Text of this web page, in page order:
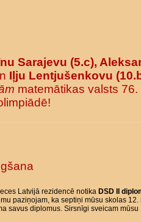
Sarajevu (5.c),
Iļju Lentjušenkovu
matemātikas valsts 76.
Latvijā rezidencē notika DSD II
paziņojam, ka septiņi mūsu skolas 12.
savus diplomus. Sirsnīgi sveicam mūsu